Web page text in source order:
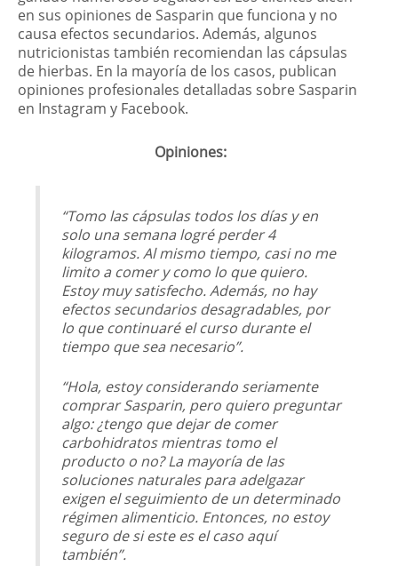
en sus opiniones de Sasparin que funciona y no
causa efectos secundarios. Además, algunos
nutricionistas también recomiendan las cápsulas
de hierbas. En la mayoría de los casos, publican
opiniones profesionales detalladas sobre Sasparin
en Instagram y Facebook.
Opiniones:
“Tomo las cápsulas todos los días y en
solo una semana logré perder 4
kilogramos. Al mismo tiempo, casi no me
limito a comer y como lo que quiero.
Estoy muy satisfecho. Además, no hay
efectos secundarios desagradables, por
lo que continuaré el curso durante el
tiempo que sea necesario”.
“Hola, estoy considerando seriamente
comprar Sasparin, pero quiero preguntar
algo: ¿tengo que dejar de comer
carbohidratos mientras tomo el
producto o no? La mayoría de las
soluciones naturales para adelgazar
exigen el seguimiento de un determinado
régimen alimenticio. Entonces, no estoy
seguro de si este es el caso aquí
también”.